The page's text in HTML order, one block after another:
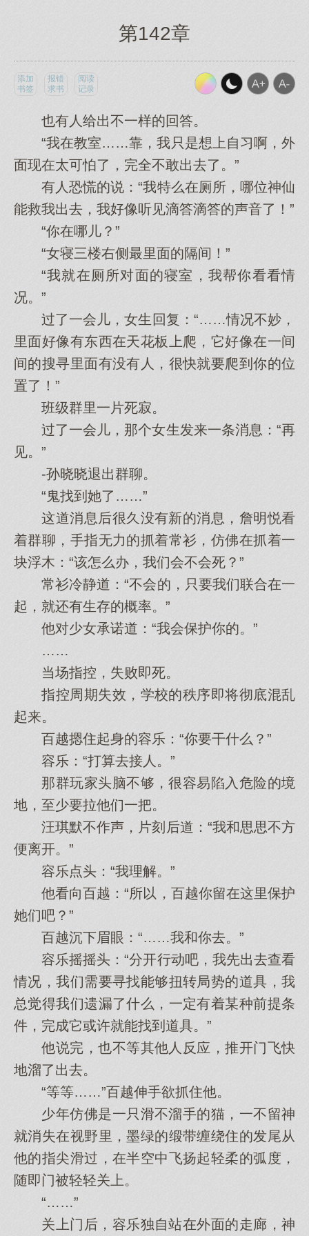
第142章
添加
书签
报错
求书
阅读
记录
也有人给出不一样的回答。
“我在教室……靠，我只是想上自习啊，外
面现在太可怕了，完全不敢出去了。”
有人恐慌的说：“我特么在厕所，哪位神仙
能救我出去，我好像听见滴答滴答的声音了！”
“你在哪儿？”
“女寝三楼右侧最里面的隔间！”
“我就在厕所对面的寝室，我帮你看看情
况。”
过了一会儿，女生回复：“……情况不妙，
里面好像有东西在天花板上爬，它好像在一间
间的搜寻里面有没有人，很快就要爬到你的位
置了！”
班级群里一片死寂。
过了一会儿，那个女生发来一条消息：“再
见。”
-孙晓晓退出群聊。
“鬼找到她了……”
这道消息后很久没有新的消息，詹明悦看
着群聊，手指无力的抓着常衫，仿佛在抓着一
块浮木：“该怎么办，我们会不会死？”
常衫冷静道：“不会的，只要我们联合在一
起，就还有生存的概率。”
他对少女承诺道：“我会保护你的。”
……
当场指控，失败即死。
指控周期失效，学校的秩序即将彻底混乱
起来。
百越摁住起身的容乐：“你要干什么？”
容乐：“打算去接人。”
那群玩家头脑不够，很容易陷入危险的境
地，至少要拉他们一把。
汪琪默不作声，片刻后道：“我和思思不方
便离开。”
容乐点头：“我理解。”
他看向百越：“所以，百越你留在这里保护
她们吧？”
百越沉下眉眼：“……我和你去。”
容乐摇摇头：“分开行动吧，我先出去查看
情况，我们需要寻找能够扭转局势的道具，我
总觉得我们遗漏了什么，一定有着某种前提条
件，完成它或许就能找到道具。”
他说完，也不等其他人反应，推开门飞快
地溜了出去。
“等等……”百越伸手欲抓住他。
少年仿佛是一只滑不溜手的猫，一不留神
就消失在视野里，墨绿的缎带缠绕住的发尾从
他的指尖滑过，在半空中飞扬起轻柔的弧度，
随即门被轻轻关上。
“……”
关上门后，容乐独自站在外面的走廊，神